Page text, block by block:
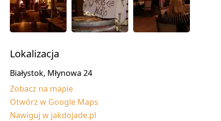
Lokalizacja
Białystok, Młynowa 24
Zobacz na mapie
Otwórz w Google Maps
Nawiguj w jakdojade.pl